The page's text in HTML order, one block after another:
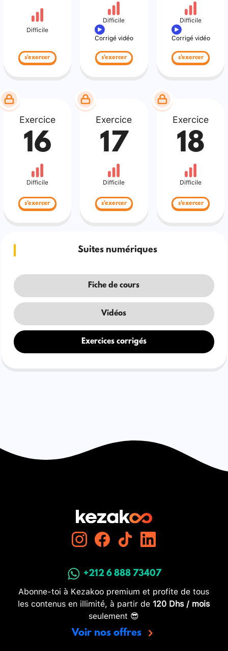
Difficile
s'exercer
Difficile
Corrigé vidéo
s'exercer
Difficile
Corrigé vidéo
s'exercer
Exercice
16
Difficile
s'exercer
Exercice
17
Difficile
s'exercer
Exercice
18
Difficile
s'exercer
Suites numériques
Fiche de cours
Vidéos
Exercices corrigés
+212 6 888 73407
Abonne-toi à Kezakoo premium et profite de tous
les contenus en illimité, à partir de 120 Dhs / mois
seulement 😎
Voir nos offres